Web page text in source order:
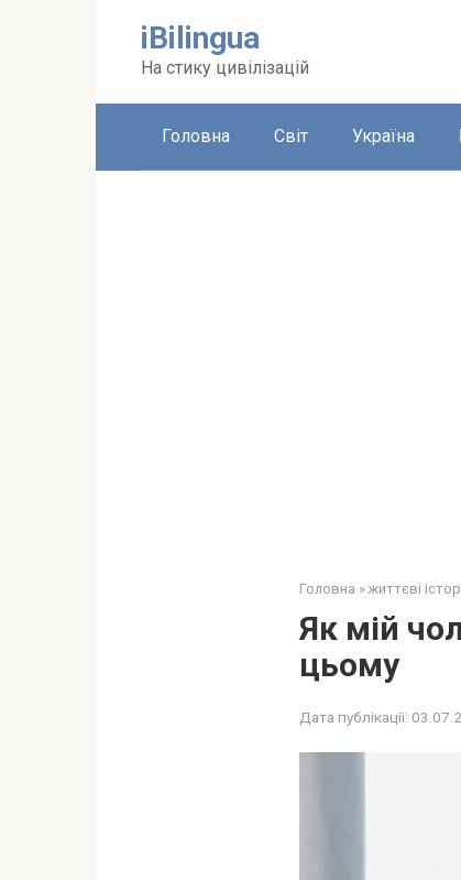
iBilingua
На стику цивілізацій
Головна Світ Україна
Головна » життєві
Як мій
цьому
Дата публікації: